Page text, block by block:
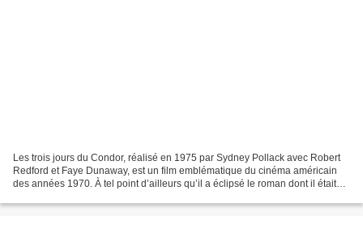
Les trois jours du Condor, réalisé en 1975 par Sydney Pollack avec Robert
Redford et Faye Dunaway, est un film emblématique du cinéma américain
des années 1970. À tel point d’ailleurs qu’il a éclipsé le roman dont il était